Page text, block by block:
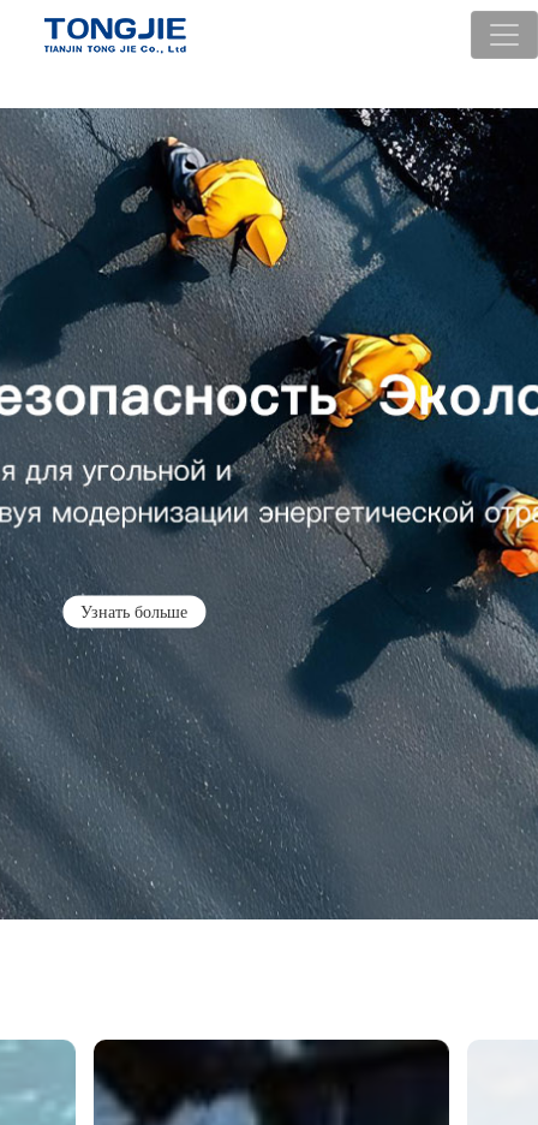
Тунцзе
Насос
высокого
давления
Узнать
больше
Тунцзе
Технология
Узнать
больше
Tongjie
Энергия
Узнать
больше
Tongjie
Узнать
Узнать больше